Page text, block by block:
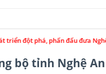
đưa Nghệ An trở thành
bộ tỉnh Nghệ An